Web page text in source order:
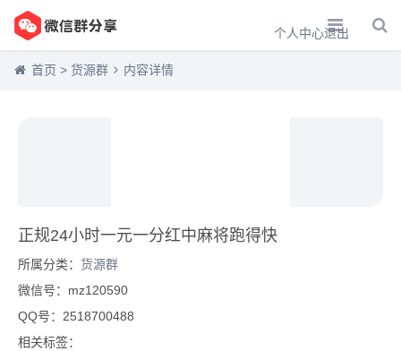
个人中心退出
首页 > 货源群 内容详情
正规24小时一元一分红中麻将跑得快
所属分类： 货源群
微信号：mz120590
QQ号：2518700488
相关标签：